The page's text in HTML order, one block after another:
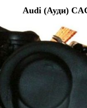
Audi (Ауди)